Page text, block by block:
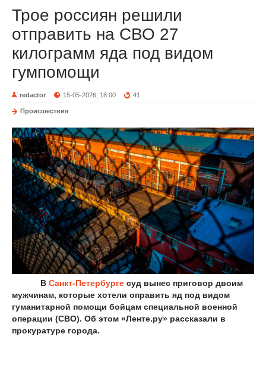
Трое россиян решили
отправить на СВО 27
килограмм яда под видом
гумпомощи
redactor 15-05-2026, 18:00 41
Происшествия
В Санкт-Петербурге суд вынес приговор двоим
мужчинам, которые хотели оправить яд под видом
гуманитарной помощи бойцам специальной военной
операции (СВО). Об этом «Ленте.ру» рассказали в
прокуратуре города.